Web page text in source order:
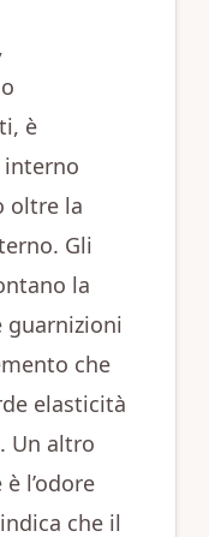
è
oltre la
Gli
la
guarnizioni
che
elasticità
Un altro
l’odore
che il